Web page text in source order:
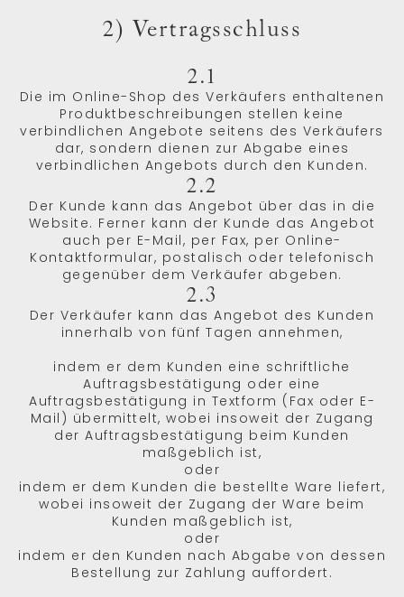
2) Vertragsschluss
2.1
Die im Online-Shop des Verkäufers enthaltenen
Produktbeschreibungen stellen keine
verbindlichen Angebote seitens des Verkäufers
dar, sondern dienen zur Abgabe eines
verbindlichen Angebots durch den Kunden.
2.2
Der Kunde kann das Angebot über das in die
Website. Ferner kann der Kunde das Angebot
auch per E-Mail, per Fax, per Online-
Kontaktformular, postalisch oder telefonisch
gegenüber dem Verkäufer abgeben.
2.3
Der Verkäufer kann das Angebot des Kunden
innerhalb von fünf Tagen annehmen,
indem er dem Kunden eine schriftliche
Auftragsbestätigung oder eine
Auftragsbestätigung in Textform (Fax oder E-
Mail) übermittelt, wobei insoweit der Zugang
der Auftragsbestätigung beim Kunden
maßgeblich ist,
oder
indem er dem Kunden die bestellte Ware liefert,
wobei insoweit der Zugang der Ware beim
Kunden maßgeblich ist,
oder
indem er den Kunden nach Abgabe von dessen
Bestellung zur Zahlung auffordert.